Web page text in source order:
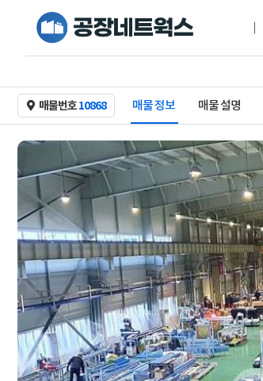
매물번호10868 매물 정보 매물 설명